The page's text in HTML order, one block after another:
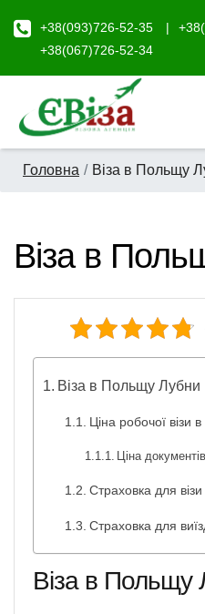
+38(093)726-52-35
+38(067)726-52-34
Головна Віза в Польщу
Віза в
Віза в Польщу Лубни
Ціна робочої візи
Ціна
Страховка для візи
Страховка для
Віза в Польщу